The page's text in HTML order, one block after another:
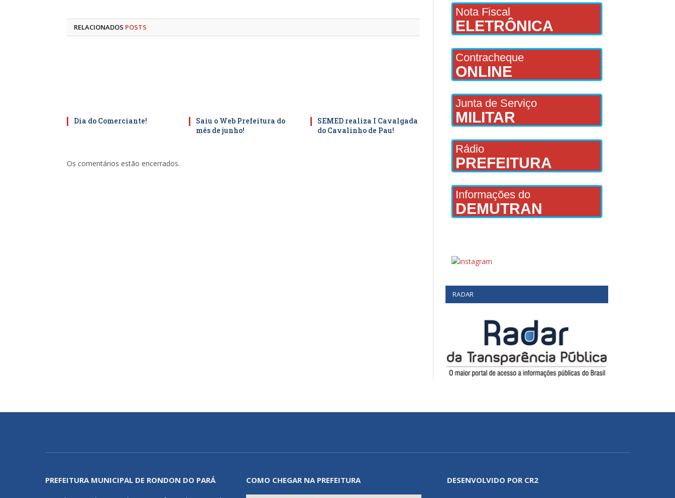
RELACIONADOS POSTS
Dia do Comerciante!
Saiu o Web Prefeitura do
mês de junho!
SEMED realiza I Cavalgada
do Cavalinho de Pau!
Os comentários estão encerrados.
Nota Fiscal
ELETRÔNICA
Contracheque
ONLINE
Junta de Serviço
MILITAR
Rádio
PREFEITURA
Informações do
DEMUTRAN
RADAR
PREFEITURA MUNICIPAL DE RONDON DO PARÁ
COMO CHEGAR NA PREFEITURA DESENVOLVIDO POR CR2